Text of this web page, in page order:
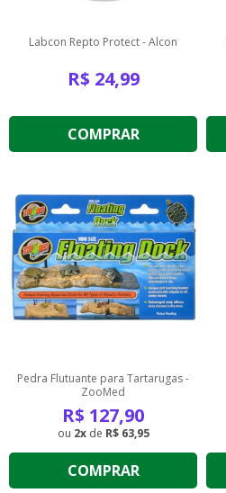
Labcon Repto Protect - Alcon
R$ 24,99
COMPRAR
Pedra Flutuante para Tartarugas -
ZooMed
R$ 127,90
2 de R$ 63,95
COMPRAR